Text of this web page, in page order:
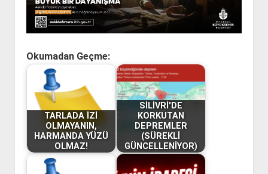
Okumadan Geçme:
TARLADA İZİ
OLMAYANIN,
HARMANDA YÜZÜ
OLMAZ!
SİLİVRİ'DE
KORKUTAN
DEPREMLER
(SÜREKLİ
GÜNCELLENİYOR)